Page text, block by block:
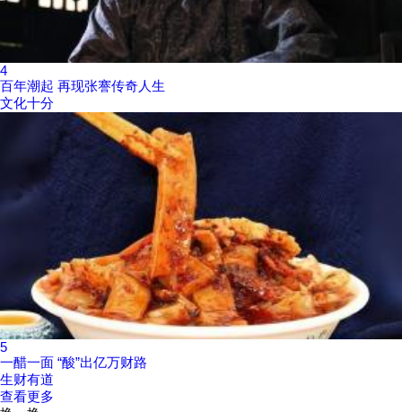
4
百年潮起 再现张謇传奇人生
文化十分
5
一醋一面 “酸”出亿万财路
生财有道
查看更多